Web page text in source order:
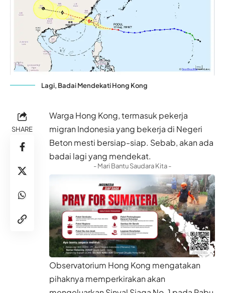
Lagi, Badai Mendekati Hong Kong
SHARE
Warga Hong Kong, termasuk pekerja
migran Indonesia yang bekerja di Negeri
Beton mesti bersiap-siap. Sebab, akan ada
badai lagi yang mendekat.
- Mari Bantu Saudara Kita -
Observatorium Hong Kong mengatakan
pihaknya memperkirakan akan